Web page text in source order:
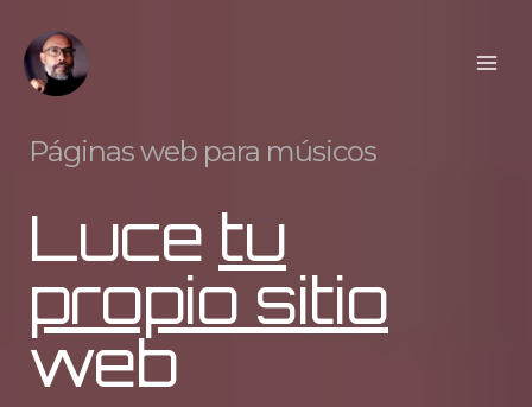
Páginas web para músicos
Luce tu
propio sitio
web